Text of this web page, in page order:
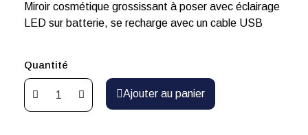
Miroir cosmétique grossissant à poser avec éclairage
LED sur batterie, se recharge avec un cable USB
Quantité
Ajouter au panier